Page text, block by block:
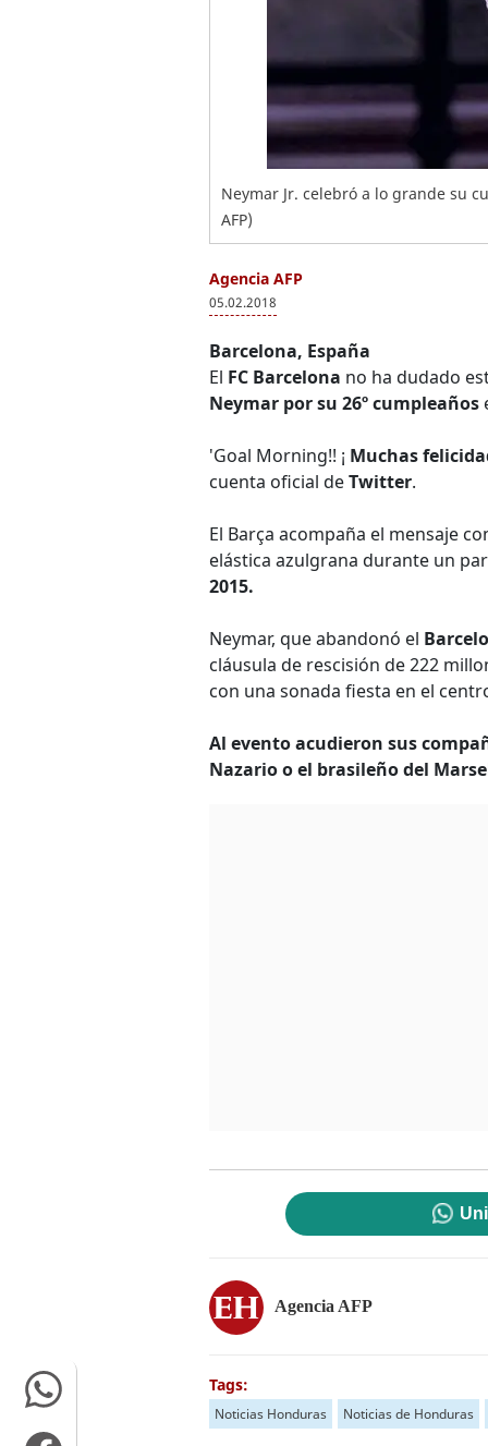
Neymar Jr. celebró a lo grande su
AFP)
Agencia AFP
05.02.2018
Barcelona, España
El FC Barcelona no ha dudado
Neymar por su 26º cumpleaños
'Goal Morning!! ¡ Muchas
cuenta oficial deTwitter.
El Barça acompaña el mensaje
elástica azulgrana durante un
2015.
Neymar, que abandonó el
cláusula de rescisión de 222
con una sonada fiesta en el
Al evento acudieron sus
Nazario o el brasileño del
Agencia AFP
Tags:
Noticias Honduras Noticias de Honduras